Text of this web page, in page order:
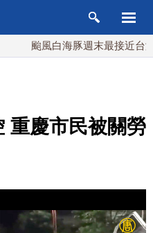
颱風白海豚週末最接近台灣 最快
重慶市民被關勞